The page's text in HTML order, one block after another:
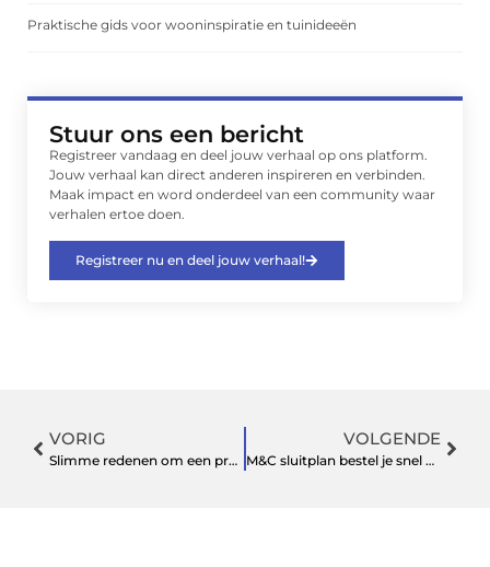
Praktische gids voor wooninspiratie en tuinideeën
Stuur ons een bericht
Registreer vandaag en deel jouw verhaal op ons platform.
Jouw verhaal kan direct anderen inspireren en verbinden.
Maak impact en word onderdeel van een community waar
verhalen ertoe doen.
Registreer nu en deel jouw verhaal!
VORIG
Slimme redenen om een ​​professioneel verhuisbedrijf in te huren
VOLGENDE
M&C sluitplan bestel je snel en eenvoudig